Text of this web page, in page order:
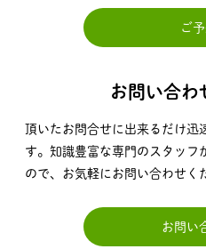
ご
お問い合わ
頂いたお問合せに出来るだけ迅
す。知識豊富な専門のスタッフ
ので、お気軽にお問い合わせく
お問い